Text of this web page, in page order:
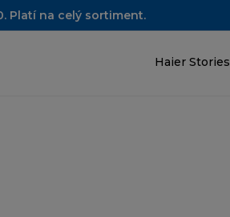
Platí na celý sortiment.
Haier Stories